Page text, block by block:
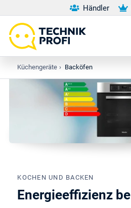
Händler
Küchengeräte › Backöfen
KOCHEN UND BACKEN
Energieeffizienz